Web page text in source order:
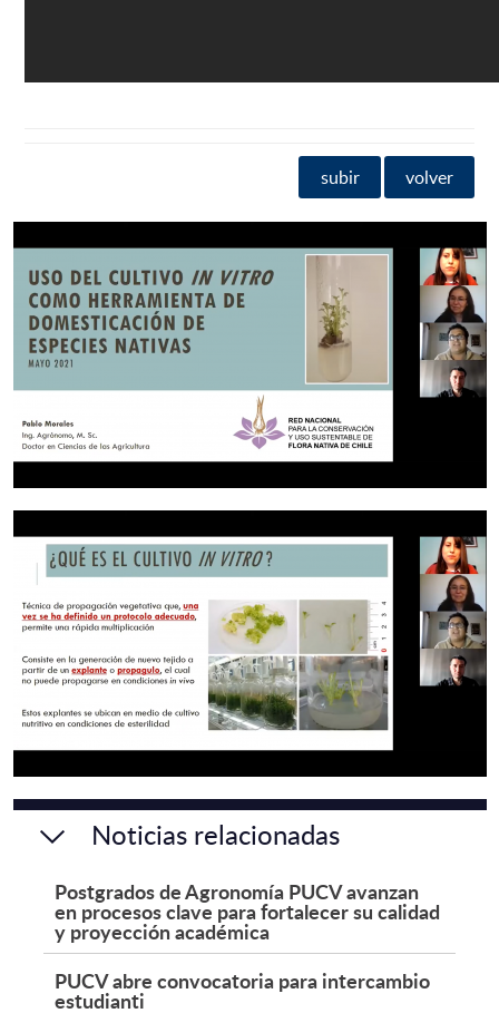
subir volver
Noticias relacionadas
Postgrados de Agronomía PUCV avanzan
en procesos clave para fortalecer su calidad
y proyección académica
PUCV abre convocatoria para intercambio
estudianti